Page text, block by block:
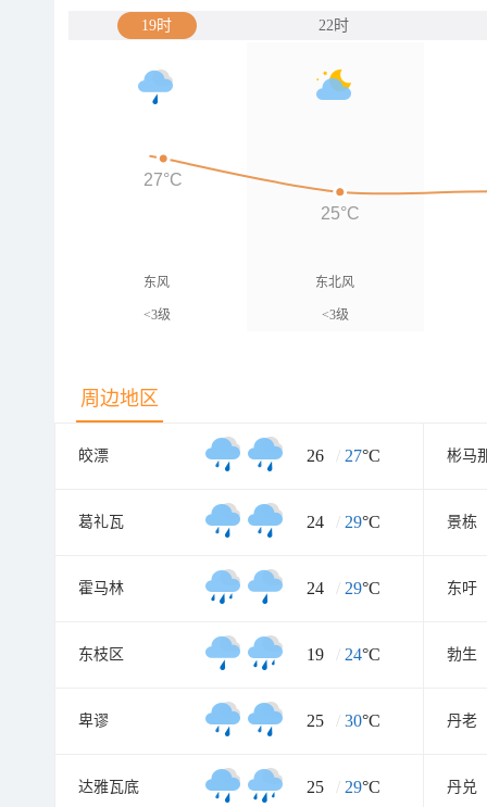
19时 22时
东风
<3级
东北风
<3级
27°C
25°C
周边地区
皎漂 26 / 27°C 彬马
葛礼瓦 24 / 29°C 景栋
霍马林 24 / 29°C 东吁
东枝区 19 / 24°C 勃生
卑谬 25 / 30°C 丹老
达雅瓦底 25 / 29°C 丹兑